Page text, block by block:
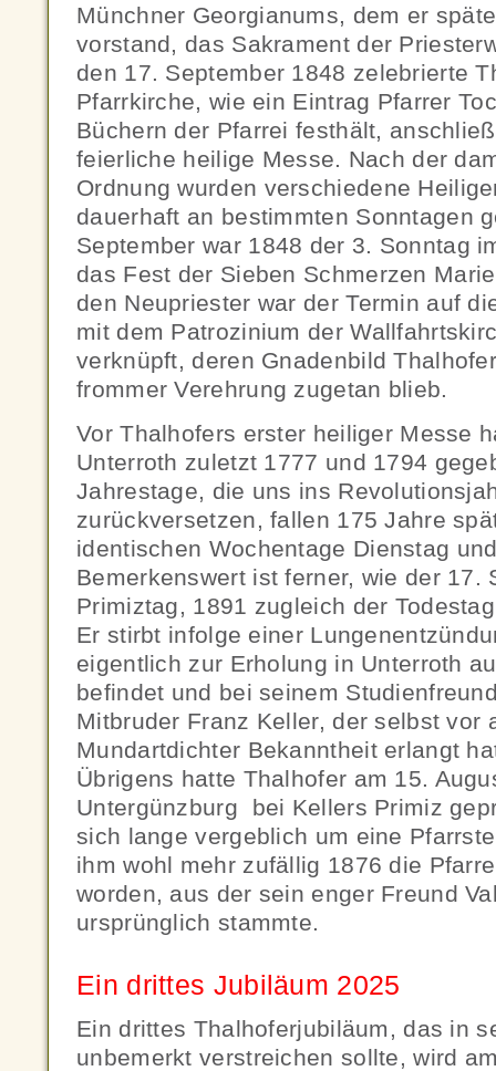
Münchner Georgianums, dem er
vorstand, das Sakrament der
den 17. September 1848 zelebrierte
Pfarrkirche, wie ein Eintrag Pfarrer
Büchern der Pfarrei festhält,
feierliche heilige Messe. Nach der
Ordnung wurden verschiedene
dauerhaft an bestimmten Sonntagen
September war 1848 der 3. Sonntag
das Fest der Sieben Schmerzen
den Neupriester war der Termin auf
mit dem Patrozinium der
verknüpft, deren Gnadenbild
frommer Verehrung zugetan blieb.
Vor Thalhofers erster heiliger Messe
Unterroth zuletzt 1777 und 1794
Jahrestage, die uns ins
zurückversetzen, fallen 175 Jahre
identischen Wochentage Dienstag
Bemerkenswert ist ferner, wie der 17.
Primiztag, 1891 zugleich der
Er stirbt infolge einer
eigentlich zur Erholung in Unterroth
befindet und bei seinem
Mitbruder Franz Keller, der selbst vor
Mundartdichter Bekanntheit erlangt
Übrigens hatte Thalhofer am 15.
Untergünzburg bei Kellers Primiz
sich lange vergeblich um eine
ihm wohl mehr zufällig 1876 die
worden, aus der sein enger Freund
ursprünglich stammte.
Ein drittes Jubiläum 2025
Ein drittes Thalhoferjubiläum, das in
unbemerkt verstreichen sollte, wird